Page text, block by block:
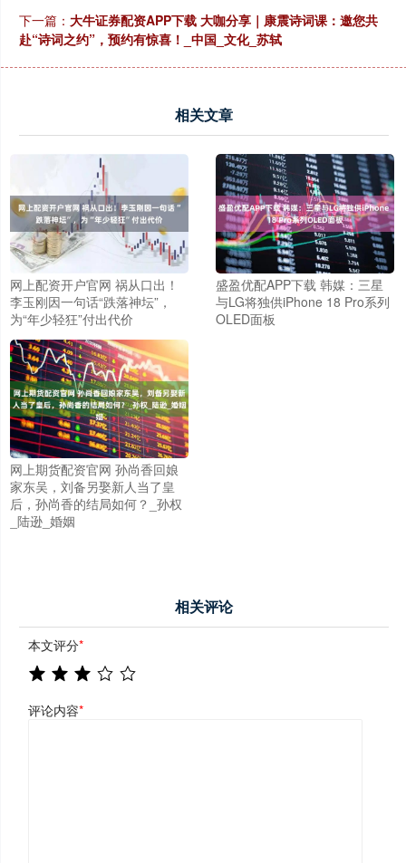
下一篇： 大牛证券配资APP下载 大咖分享｜康震诗词课：邀您共
赴“诗词之约”，预约有惊喜！_中国_文化_苏轼
相关文章
网上配资开户官网 祸从口出！
李玉刚因一句话“跌落神坛”，
为“年少轻狂”付出代价
盛盈优配APP下载 韩媒：三星
与LG将独供iPhone 18 Pro系列
OLED面板
网上期货配资官网 孙尚香回娘
家东吴，刘备另娶新人当了皇
后，孙尚香的结局如何？_孙权
_陆逊_婚姻
相关评论
本文评分*
评论内容*